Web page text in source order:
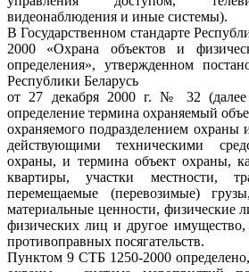
видеонаблюдения и иные системы).
В Государственном стандарте
2000 «Охрана объектов и
определения», утвержденном
Республики Беларусь
от 27 декабря 2000 г. № 32
определение термина охраняемый
охраняемого подразделением охраны
действующими техническими
охраны, и термина объект охраны,
квартиры, участки местности,
перемещаемые (перевозимые)
материальные ценности, физические
физических лиц и другое
противоправных посягательств.
Пунктом 9 СТБ 1250-2000